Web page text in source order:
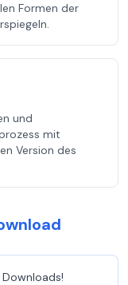
Formen der
und
mit
Version des